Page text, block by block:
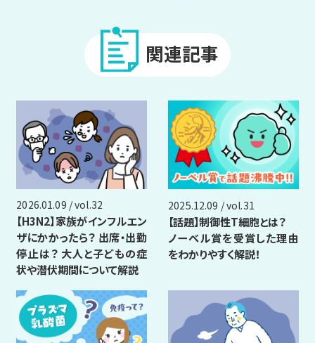
関連記事
2026.01.09 / vol.32
【H3N2】家族がインフルエン
ザにかかったら？ 出席・出勤
停止は？ 大人と子どもの症
状や潜伏期間について解説
2025.12.09 / vol.31
【話題】制御性T細胞とは？
ノーベル賞を受賞した理由
をわかりやすく解説！